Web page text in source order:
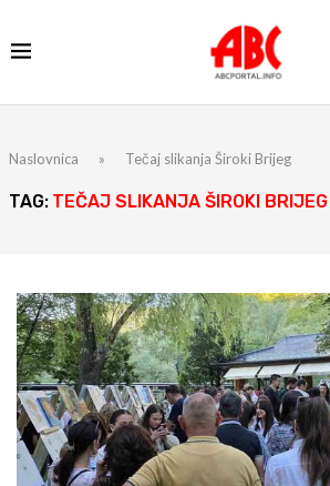
Naslovnica » Tečaj slikanja Široki Brijeg
TAG: TEČAJ SLIKANJA ŠIROKI BRIJEG